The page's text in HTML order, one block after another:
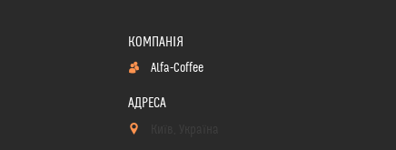
Alfa-Coffee